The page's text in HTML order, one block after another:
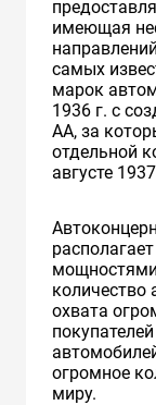
имеющая
самых
марок
1936 г. с
AA, за
отдельной
августе
количество
охвата
огромное
миру.